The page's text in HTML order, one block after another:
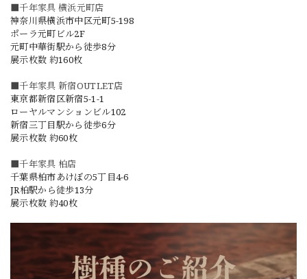
■千年家具 横浜元町店
神奈川県横浜市中区元町5-198
ポーラ元町ビル2F
元町中華街駅から徒歩8分
展示枚数 約160枚
■千年家具 新宿OUTLET店
東京都新宿区新宿5-1-1
ローヤルマンションビル102
新宿三丁目駅から徒歩6分
展示枚数 約60枚
■千年家具 柏店
千葉県柏市あけぼの5丁目4-6
JR柏駅から徒歩13分
展示枚数 約40枚